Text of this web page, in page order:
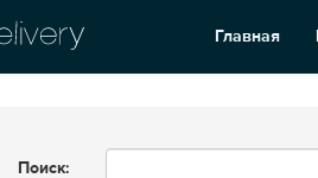
Главная
Поиск: